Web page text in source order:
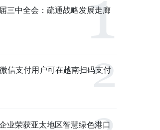
三中全会：疏通战略发展走廊
信支付用户可在越南扫码支付
业荣获亚太地区智慧绿色港口